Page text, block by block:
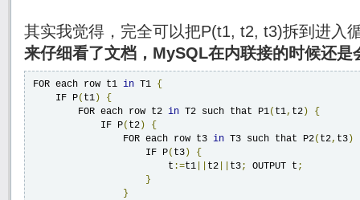
其实我觉得，完全可以把P(t1, t2, t3)拆到进入
来仔细看了文档，MySQL在内联接的时候还是
FOR each row t1 in T1 {
    IF P
( t1 )
{
        FOR each row t2
in T2 such that P1( t1, t2 )
{
            IF P
( t2 )
{
                FOR each row t3
in T3 such that P2( t2, t3 )
                    IF P
( t3 )
{
                        t
:=t1 t2 t3; OUTPUT t ;
}
}